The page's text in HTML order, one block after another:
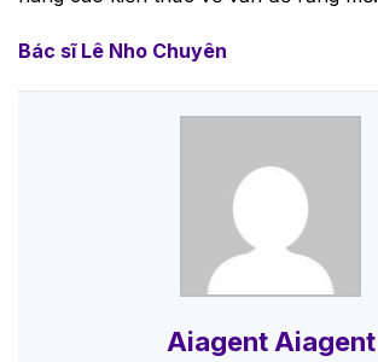
Bác sĩ Lê Nho Chuyên
Aiagent Aiagent